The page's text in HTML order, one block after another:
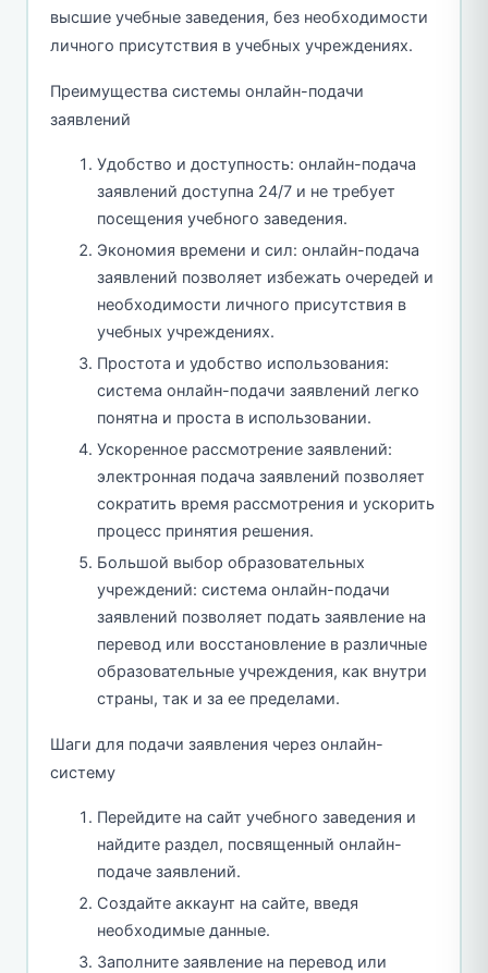
высшие учебные заведения, без необходимости
личного присутствия в учебных учреждениях.
Преимущества системы онлайн-подачи
заявлений
Удобство и доступность: онлайн-подача
заявлений доступна 24/7 и не требует
посещения учебного заведения.
Экономия времени и сил: онлайн-подача
заявлений позволяет избежать очередей и
необходимости личного присутствия в
учебных учреждениях.
Простота и удобство использования:
система онлайн-подачи заявлений легко
понятна и проста в использовании.
Ускоренное рассмотрение заявлений:
электронная подача заявлений позволяет
сократить время рассмотрения и ускорить
процесс принятия решения.
Большой выбор образовательных
учреждений: система онлайн-подачи
заявлений позволяет подать заявление на
перевод или восстановление в различные
образовательные учреждения, как внутри
страны, так и за ее пределами.
Шаги для подачи заявления через онлайн-
систему
Перейдите на сайт учебного заведения и
найдите раздел, посвященный онлайн-
подаче заявлений.
Создайте аккаунт на сайте, введя
необходимые данные.
Заполните заявление на перевод или